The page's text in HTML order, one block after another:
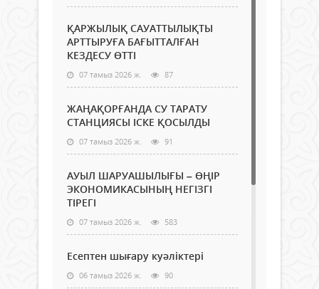
ҚАРЖЫЛЫҚ САУАТТЫЛЫҚТЫ
АРТТЫРУҒА БАҒЫТТАЛҒАН
КЕЗДЕСУ ӨТТІ
07 тамыз 2026 ж. 87
ЖАҢАҚОРҒАНДА СУ ТАРАТУ
СТАНЦИЯСЫ ІСКЕ ҚОСЫЛДЫ
07 тамыз 2026 ж. 91
АУЫЛ ШАРУАШЫЛЫҒЫ – ӨҢІР
ЭКОНОМИКАСЫНЫҢ НЕГІЗГІ
ТІРЕГІ
07 тамыз 2026 ж. 583
Есептен шығару куәліктері
06 тамыз 2026 ж. 90